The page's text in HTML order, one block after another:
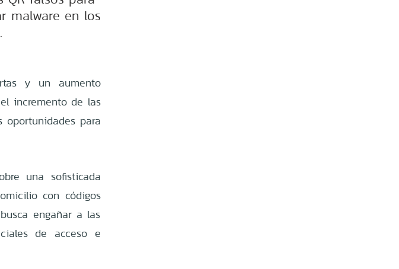
malware en los
y un aumento
incremento de las
oportunidades para
una sofisticada
con códigos
engañar a las
de acceso e